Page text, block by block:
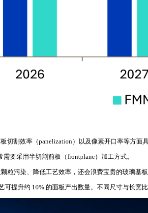
割效率（panelization）以及像素开口率等方面
要采用半切割前板（frontplane）加工方式。
污染、降低工艺效率，还会浪费宝贵的玻璃基
提升约 10% 的面板产出数量。不同尺寸与长宽